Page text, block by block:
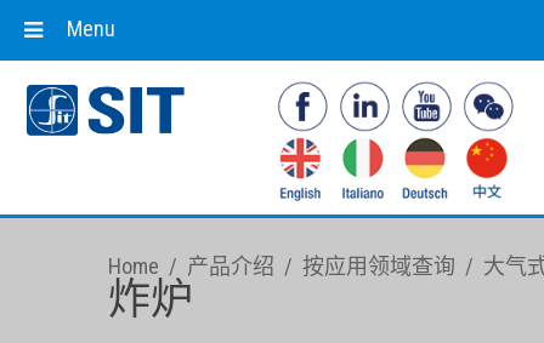
Home / 产品介绍 / 按应用领域查询 / 大气
炸炉
Menu